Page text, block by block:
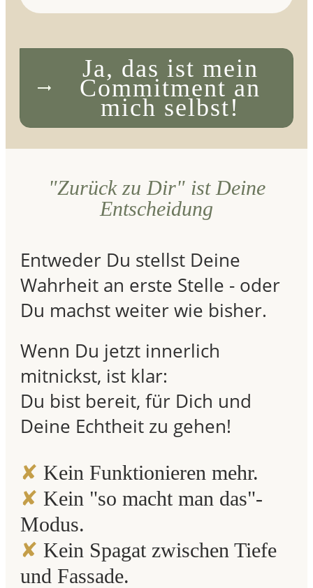
Ja, das ist mein
Commitment an
mich selbst!
"Zurück zu Dir" ist Deine
Entscheidung
Entweder Du stellst Deine
Wahrheit an erste Stelle - oder
Du machst weiter wie bisher.
Wenn Du jetzt innerlich
mitnickst, ist klar:
Du bist bereit, für Dich und
Deine Echtheit zu gehen!
✘ Kein Funktionieren mehr.
✘ Kein "so macht man das"-
Modus.
✘ Kein Spagat zwischen Tiefe
und Fassade.